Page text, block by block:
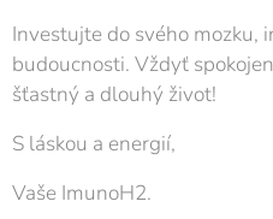
Investujte do svého mozku,
budoucnosti. Vždyť
šťastný a dlouhý život!
S láskou a energií,
Vaše ImunoH2.